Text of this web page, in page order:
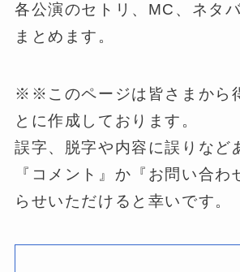
各公演のセトリ、MC、ネタ
まとめます。
※※このページは皆さまから
とに作成しております。
誤字、脱字や内容に誤りなど
『コメント』か『お問い合わ
らせいただけると幸いです。